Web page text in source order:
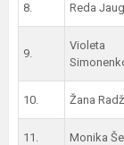
8. Reda
9.
Violeta
10. Žana
11. Monika